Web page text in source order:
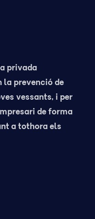
privada
la prevenció de
vessants, i per
de forma
a tothora els